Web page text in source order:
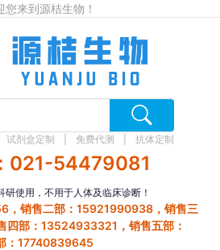
您来到源桔生物！
试剂盒定制 免费代测 抗体定制
021-54479081
研使用，不用于人体及临床诊断！
，销售二部：15921990938，销售三
四部：13524933321，销售五部：
：17740839645